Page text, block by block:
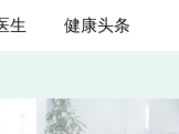
生 健康头条